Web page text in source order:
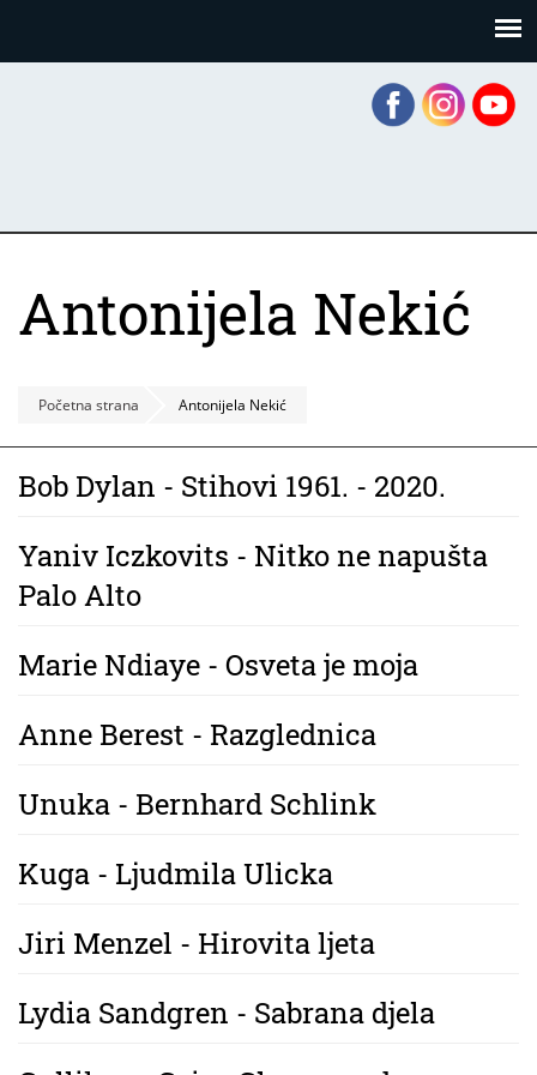
Antonijela Nekić
Početna strana Antonijela Nekić
Bob Dylan - Stihovi 1961. - 2020.
Yaniv Iczkovits - Nitko ne napušta
Palo Alto
Marie Ndiaye - Osveta je moja
Anne Berest - Razglednica
Unuka - Bernhard Schlink
Kuga - Ljudmila Ulicka
Jiri Menzel - Hirovita ljeta
Lydia Sandgren - Sabrana djela